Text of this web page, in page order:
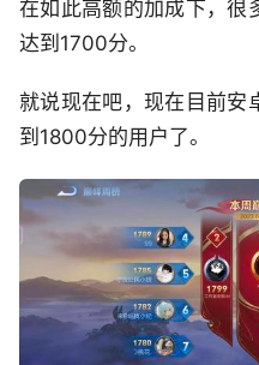
在如此高额的加成下，很
达到1700分。
就说现在吧，现在目前安
到1800分的用户了。